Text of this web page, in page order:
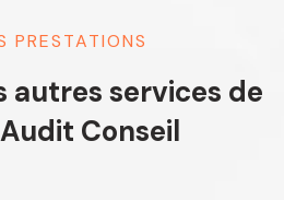
PRESTATIONS
autres services de
Conseil